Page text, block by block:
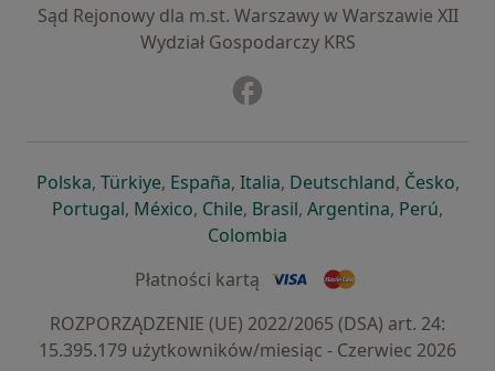
Sąd Rejonowy dla m.st. Warszawy w Warszawie XII
Wydział Gospodarczy KRS
Polskaotwiera się w nowej karcie
, Türkiyeotwiera się w nowej karcie
, Españaotwiera się w nowej karcie
, Italiaotwiera się w nowej
, Deutschlandotwiera się
, Česko,
Portugalotwiera się w nowej karcie
, Méxicootwiera się w nowej karcie
, Chileotwiera się w nowej karcie
, Brasilotwiera się w nowej
, Argentinaotwiera się
, Perú,
Colombia
Płatności kartą
ROZPORZĄDZENIE (UE) 2022/2065 (DSA) art. 24:
15.395.179 użytkowników/miesiąc - Czerwiec 2026